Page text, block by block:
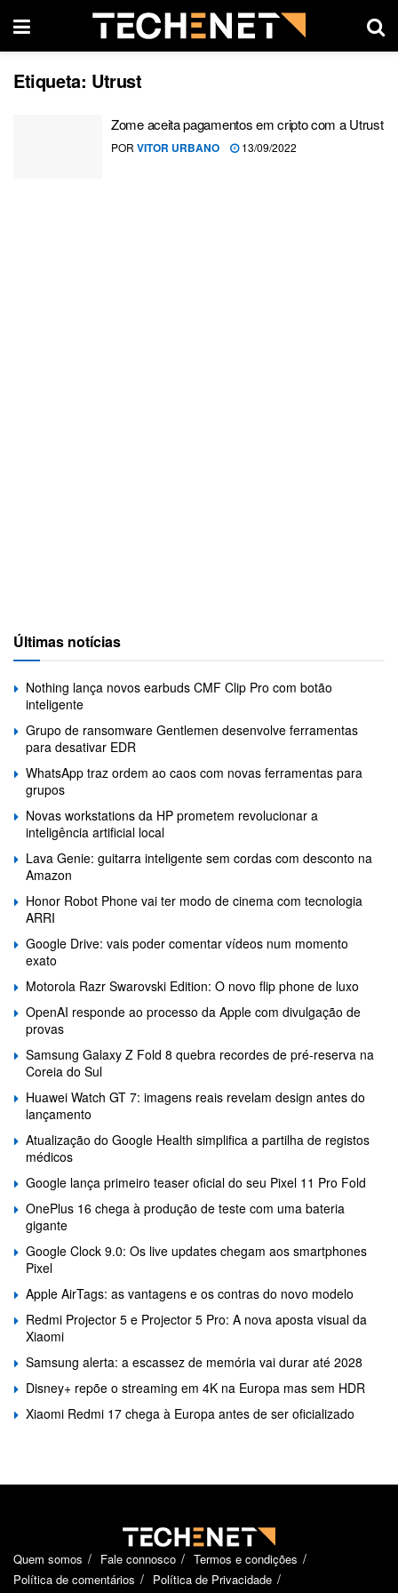
Etiqueta: Utrust
Zome aceita pagamentos em cripto com a Utrust
POR VITOR URBANO 13/09/2022
Últimas notícias
Nothing lança novos earbuds CMF Clip Pro com botão
inteligente
Grupo de ransomware Gentlemen desenvolve ferramentas
para desativar EDR
WhatsApp traz ordem ao caos com novas ferramentas para
grupos
Novas workstations da HP prometem revolucionar a
inteligência artificial local
Lava Genie: guitarra inteligente sem cordas com desconto na
Amazon
Honor Robot Phone vai ter modo de cinema com tecnologia
ARRI
Google Drive: vais poder comentar vídeos num momento
exato
Motorola Razr Swarovski Edition: O novo flip phone de luxo
OpenAI responde ao processo da Apple com divulgação de
provas
Samsung Galaxy Z Fold 8 quebra recordes de pré-reserva na
Coreia do Sul
Huawei Watch GT 7: imagens reais revelam design antes do
lançamento
Atualização do Google Health simplifica a partilha de registos
médicos
Google lança primeiro teaser oficial do seu Pixel 11 Pro Fold
OnePlus 16 chega à produção de teste com uma bateria
gigante
Google Clock 9.0: Os live updates chegam aos smartphones
Pixel
Apple AirTags: as vantagens e os contras do novo modelo
Redmi Projector 5 e Projector 5 Pro: A nova aposta visual da
Xiaomi
Samsung alerta: a escassez de memória vai durar até 2028
Disney+ repõe o streaming em 4K na Europa mas sem HDR
Xiaomi Redmi 17 chega à Europa antes de ser oficializado
Quem somos Fale connosco
Termos e condições
Política de comentários
Política de Privacidade